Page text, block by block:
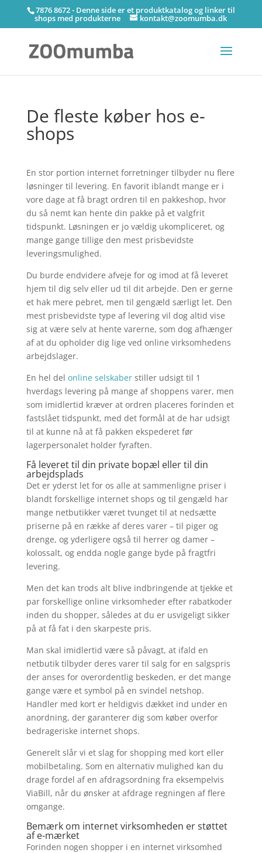
7876 8672 - Denne side er et produktkatalog og linker til
shops med produkterne kontakt@zoomumba.dk
De fleste køber hos e-
shops
En stor portion internet forretninger tilbyder nu flere
løsninger til levering. En favorit iblandt mange er i
vore dage at få bragt ordren til en pakkeshop, hvor
du så nemt kan hente din pakke på et valgfrit
tidspunkt. Løsningen er jo vældig ukompliceret, og
mange gange tillige den mest prisbevidste
leveringsmulighed.
Du burde endvidere afveje for og imod at få leveret
hjem til dig selv eller ud til dit arbejde. Den er gerne
et hak mere pebret, men til gengæld særligt let. Den
mest prisbevidste type af levering vil dog altid vise
sig at være selv at hente varerne, som dog afhænger
af at du opholder dig lige ved online virksomhedens
arbejdslager.
En hel del online selskaberstiller udsigt til 1
hverdags levering på mange af shoppens varer, men
som imidlertid kræver at ordren placeres forinden et
fastslået tidspunkt, med det formål at de har udsigt
til at kunne nå at få pakken ekspederet før
lagerpersonalet holder fyraften.
Få leveret til din private bopæl eller til din
arbejdsplads
Det er yderst let for os alle at sammenligne priser i
blandt forskellige internet shops og til gengæld har
mange netbutikker været tvunget til at nedsætte
priserne på en række af deres varer – til piger og
drenge, og yderligere også til herrer og damer –
kolossalt, og endda nogle gange byde på fragtfri
levering.
Men det kan trods alt blive indbringende at tjekke et
par forskellige online virksomheder efter rabatkoder
inden du shopper, således at du er usvigeligt sikker
på at få fat i den skarpeste pris.
Man skal imidlertid være så påvagt, at ifald en
netbutik tilbyder deres varer til salg for en salgspris
der anses for overordentlig beskeden, er det mange
gange være et symbol på en svindel netshop.
Handler med kort er heldigvis dækket ind under en
anordning, der garanterer dig som køber overfor
bedrageriske internet shops.
Generelt slår vi et slag for shopping med kort eller
mobilbetaling. Som en alternativ mulighed kan du
drage fordel af en afdragsordning fra eksempelvis
ViaBill, når du ønsker at afdrage regningen af flere
omgange.
Bemærk om internet virksomheden er støttet
af e-mærket
Forinden nogen shopper i en internet virksomhed